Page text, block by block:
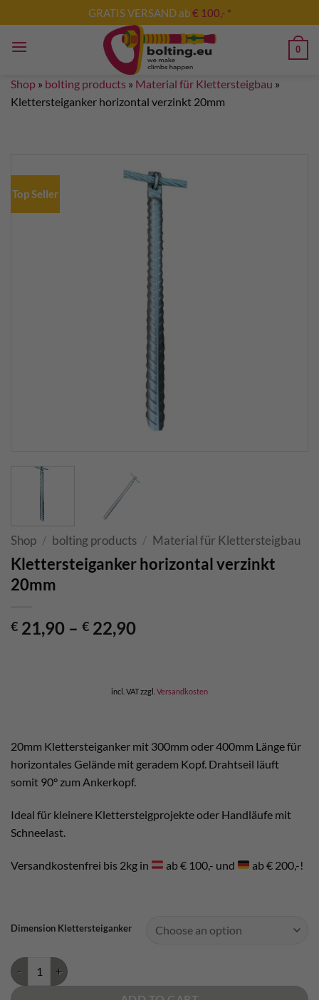
to
content
GRATIS VERSAND ab€ 100,- *
0
Shop » bolting products » Material für Klettersteigbau »
Klettersteiganker horizontal verzinkt 20mm
Top Seller
Shop / bolting products / Material für Klettersteigbau
Klettersteiganker horizontal verzinkt
20mm
€ 21,90 – € 22,90
incl. VATzzgl. Versandkosten
20mm Klettersteiganker mit 300mm oder 400mm Länge für
horizontales Gelände mit geradem Kopf. Drahtseil läuft
somit 90° zum Ankerkopf.
Ideal für kleinere Klettersteigprojekte oder Handläufe mit
Schneelast.
Versandkostenfrei bis 2kg in ab € 100,- und ab € 200,-!
Dimension Klettersteiganker
Klettersteiganker horizontal verzinkt 20mm quantity